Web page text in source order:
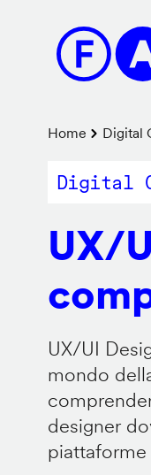
contenuto
principale
Briciole
di
Home Digital
Digital
UX/
UX/UI
mondo
designer
piattaforme